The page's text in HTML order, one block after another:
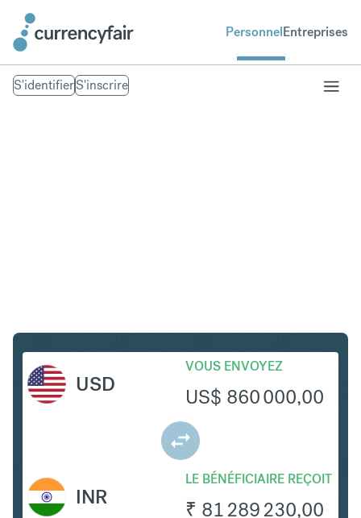
PersonnelEntreprises
S'identifierS'inscrire
USD
VOUS ENVOYEZ
US$ 860 000,00
LE BÉNÉFICIAIRE REÇOIT
₹ 81 289 230,00
INR